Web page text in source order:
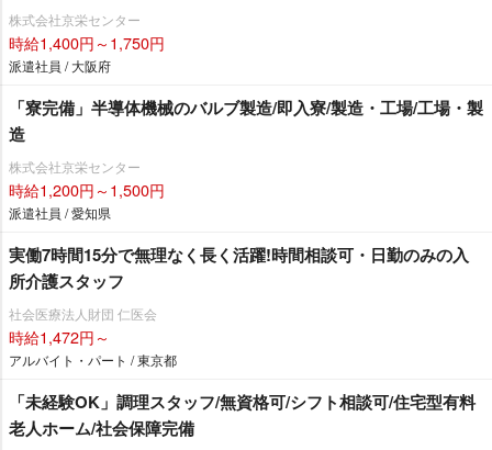
株式会社京栄センター
時給1,400円～1,750円
派遣社員 / 大阪府
「寮完備」半導体機械のバルブ製造/即入寮/製造・工場/工場・製
造
株式会社京栄センター
時給1,200円～1,500円
派遣社員 / 愛知県
実働7時間15分で無理なく長く活躍!時間相談可・日勤のみの入
所介護スタッフ
社会医療法人財団 仁医会
時給1,472円～
アルバイト・パート / 東京都
「未経験OK」調理スタッフ/無資格可/シフト相談可/住宅型有料
老人ホーム/社会保障完備